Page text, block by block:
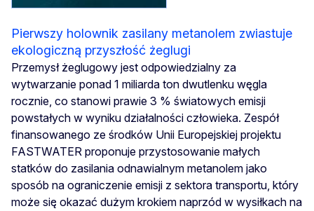
Pierwszy holownik zasilany metanolem zwiastuje
ekologiczną przyszłość żeglugi
Przemysł żeglugowy jest odpowiedzialny za
wytwarzanie ponad 1 miliarda ton dwutlenku węgla
rocznie, co stanowi prawie 3 % światowych emisji
powstałych w wyniku działalności człowieka. Zespół
finansowanego ze środków Unii Europejskiej projektu
FASTWATER proponuje przystosowanie małych
statków do zasilania odnawialnym metanolem jako
sposób na ograniczenie emisji z sektora transportu, który
może się okazać dużym krokiem naprzód w wysiłkach na